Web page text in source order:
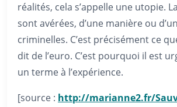
réalités, cela s’appelle une utopie.
sont avérées, d’une manière ou
criminelles. C’est précisément ce
dit de l’euro. C’est pourquoi il est
un terme à l’expérience.
[source : http://marianne2.fr/